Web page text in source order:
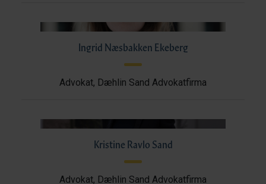
Ingrid Næsbakken Ekeberg
Advokat, Dæhlin Sand Advokatfirma
Kristine Ravlo Sand
Advokat, Dæhlin Sand Advokatfirma